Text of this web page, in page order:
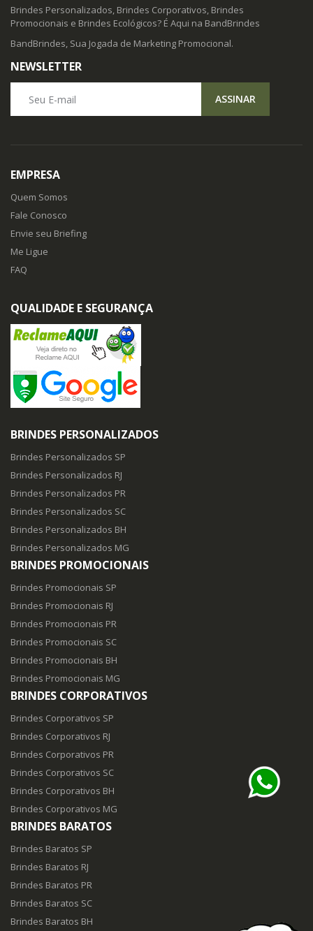
Brindes Personalizados, Brindes Corporativos, Brindes
Promocionais e Brindes Ecológicos? É Aqui na BandBrindes
BandBrindes, Sua Jogada de Marketing Promocional.
NEWSLETTER
ASSINAR
EMPRESA
Quem Somos
Fale Conosco
Envie seu Briefing
Me Ligue
FAQ
QUALIDADE E SEGURANÇA
BRINDES PERSONALIZADOS
Brindes Personalizados SP
Brindes Personalizados RJ
Brindes Personalizados PR
Brindes Personalizados SC
Brindes Personalizados BH
Brindes Personalizados MG
BRINDES PROMOCIONAIS
Brindes Promocionais SP
Brindes Promocionais RJ
Brindes Promocionais PR
Brindes Promocionais SC
Brindes Promocionais BH
Brindes Promocionais MG
BRINDES CORPORATIVOS
Brindes Corporativos SP
Brindes Corporativos RJ
Brindes Corporativos PR
Brindes Corporativos SC
Brindes Corporativos BH
Brindes Corporativos MG
BRINDES BARATOS
Brindes Baratos SP
Brindes Baratos RJ
Brindes Baratos PR
Brindes Baratos SC
Brindes Baratos BH